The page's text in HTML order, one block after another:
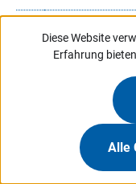
Diese Website
Erfahrung
Alle